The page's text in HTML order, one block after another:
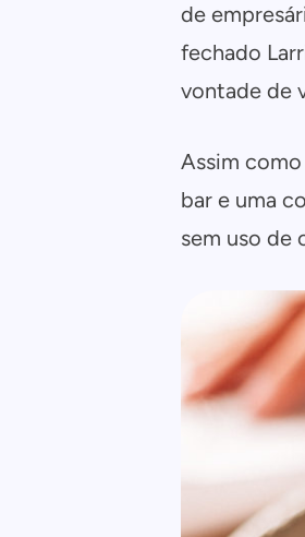
de
fechado
vontade de
Assim
bar e uma
sem uso de